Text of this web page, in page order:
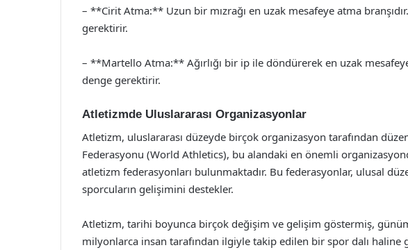
– **Cirit Atma:** Uzun bir mızrağı en uzak mesafeye atma
gerektirir.
– **Martello Atma:** Ağırlığı bir ip ile döndürerek en uzak
denge gerektirir.
Atletizmde Uluslararası Organizasyonlar
Atletizm, uluslararası düzeyde birçok organizasyon tarafından
Federasyonu (World Athletics), bu alandaki en önemli
atletizm federasyonları bulunmaktadır. Bu federasyonlar, ulusal
sporcuların gelişimini destekler.
Atletizm, tarihi boyunca birçok değişim ve gelişim göstermiş,
milyonlarca insan tarafından ilgiyle takip edilen bir spor dalı haline